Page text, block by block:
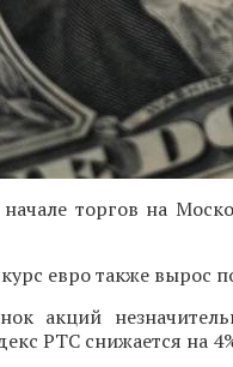
торгов на
евро также вырос
акций
РТС снижается на